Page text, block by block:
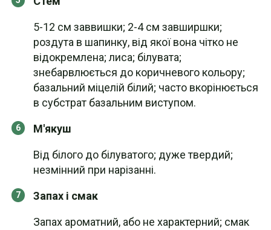
5-12 см заввишки; 2-4 см завширшки;
роздута в шапинку, від якої вона чітко не
відокремлена; лиса; білувата;
знебарвлюється до коричневого кольору;
базальний міцелій білий; часто вкорінюється
в субстрат базальним виступом.
М'якуш
Від білого до білуватого; дуже твердий;
незмінний при нарізанні.
Запах і смак
Запах ароматний, або не характерний; смак